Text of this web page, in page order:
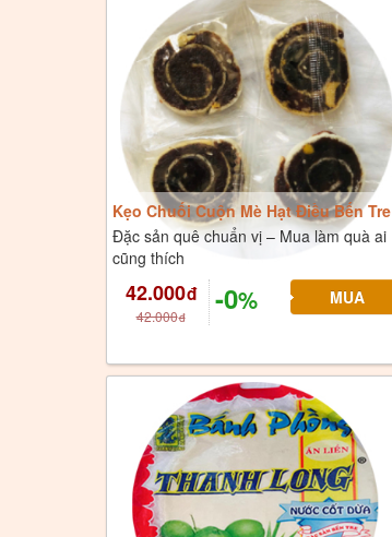
Kẹo Chuối Cuộn Mè Hạt Điều Bến Tre
Đặc sản quê chuẩn vị – Mua làm quà ai
cũng thích
42.000đ
42.000đ
-0%